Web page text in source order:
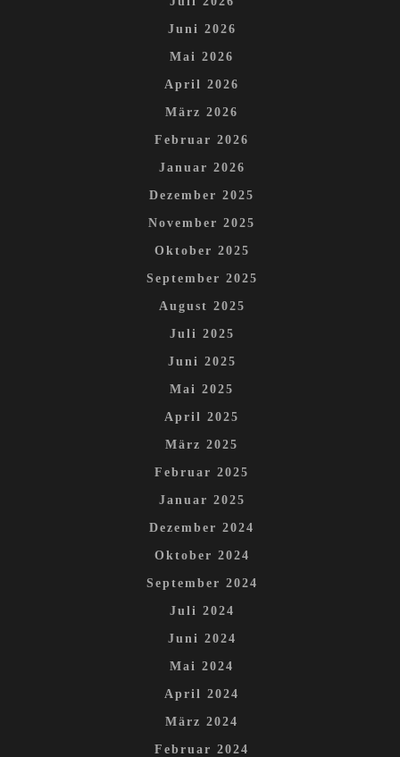
Juni 2026
Mai 2026
April 2026
März 2026
Februar 2026
Januar 2026
Dezember 2025
November 2025
Oktober 2025
September 2025
August 2025
Juli 2025
Juni 2025
Mai 2025
April 2025
März 2025
Februar 2025
Januar 2025
Dezember 2024
Oktober 2024
September 2024
Juli 2024
Juni 2024
Mai 2024
April 2024
März 2024
Februar 2024